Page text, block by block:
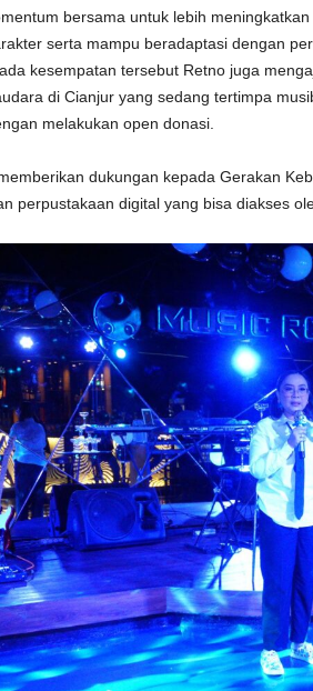
bersama untuk lebih
serta mampu beradaptasi dengan
kesempatan tersebut Retno juga
di Cianjur yang sedang tertimpa
melakukan open donasi.
dukungan kepada Gerakan
perpustakaan digital yang bisa diakses